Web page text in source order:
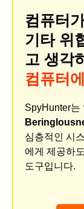
컴퓨터
기타 위
고 생각
컴퓨터
SpyHunter는
심층적인 시
에게 제공하
도구입니다.